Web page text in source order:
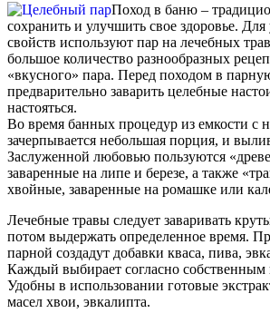
Поход в баню –
сохранить и улучшить свое здоровье.
свойств используют пар на лечебных
большое количество разнообразных
«вкусного» пара. Перед походом в
предварительно заварить целебные
настояться.
Во время банных процедур из емкости с
зачерпывается небольшая порция, и
Заслуженной любовью пользуются
заваренные на липе и березе, а также
хвойные, заваренные на ромашке или
Лечебные травы следует заваривать
потом выдержать определенное время.
парной создадут добавки кваса, пива,
Каждый выбирает согласно собственным
Удобны в использовании готовые
масел хвои, эвкалипта.